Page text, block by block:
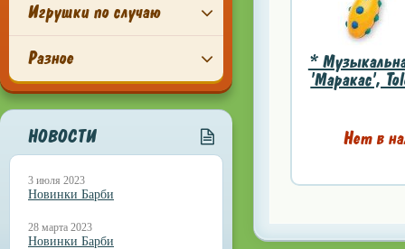
Игрушки по случаю
Разное
НОВОСТИ
3 июля 2023
Новинки Барби
28 марта 2023
Новинки Барби
*
'Маракас',
Нет в